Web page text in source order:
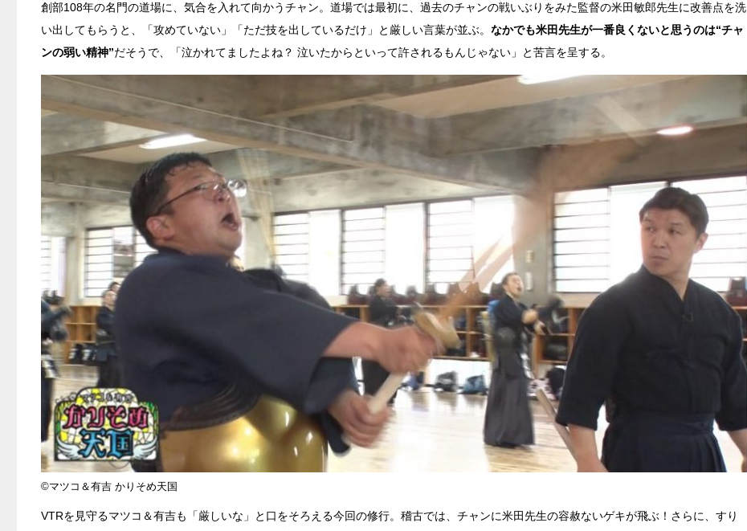
創部108年の名門の道場に、気合を入れて向かうチャン。道場では最初に、過去のチャンの戦いぶりをみた監督の米田敏郎先生に改善点を洗
い出してもらうと、「攻めていない」「ただ技を出しているだけ」と厳しい言葉が並ぶ。 なかでも米田先生が一番良くないと思うのは“チャ
ンの弱い精神”だそうで、「泣かれてましたよね？ 泣いたからといって許されるもんじゃない」と苦言を呈する。
©マツコ＆有吉 かりそめ天国
VTRを見守るマツコ＆有吉も「厳しいな」と口をそろえる今回の修行。稽古では、チャンに米田先生の容赦ないゲキが飛ぶ！さらに、すり